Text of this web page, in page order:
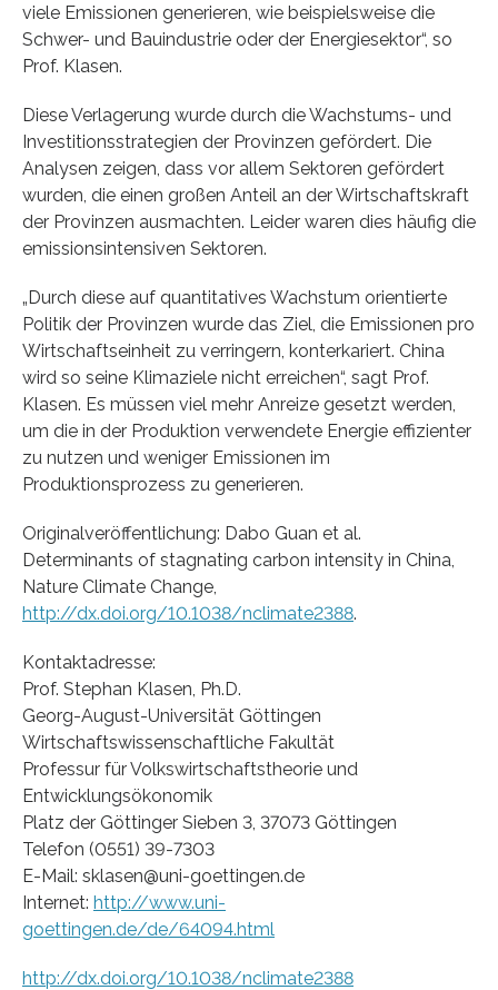
viele Emissionen generieren, wie beispielsweise die
Schwer- und Bauindustrie oder der Energiesektor“, so
Prof. Klasen.
Diese Verlagerung wurde durch die Wachstums- und
Investitionsstrategien der Provinzen gefördert. Die
Analysen zeigen, dass vor allem Sektoren gefördert
wurden, die einen großen Anteil an der Wirtschaftskraft
der Provinzen ausmachten. Leider waren dies häufig die
emissionsintensiven Sektoren.
„Durch diese auf quantitatives Wachstum orientierte
Politik der Provinzen wurde das Ziel, die Emissionen pro
Wirtschaftseinheit zu verringern, konterkariert. China
wird so seine Klimaziele nicht erreichen“, sagt Prof.
Klasen. Es müssen viel mehr Anreize gesetzt werden,
um die in der Produktion verwendete Energie effizienter
zu nutzen und weniger Emissionen im
Produktionsprozess zu generieren.
Originalveröffentlichung: Dabo Guan et al.
Determinants of stagnating carbon intensity in China,
Nature Climate Change,
http://dx.doi.org/10.1038/nclimate2388.
Kontaktadresse:
Prof. Stephan Klasen, Ph.D.
Georg-August-Universität Göttingen
Wirtschaftswissenschaftliche Fakultät
Professur für Volkswirtschaftstheorie und
Entwicklungsökonomik
Platz der Göttinger Sieben 3, 37073 Göttingen
Telefon (0551) 39-7303
E-Mail: sklasen@uni-goettingen.de
Internet: http://www.uni-
goettingen.de/de/64094.html
http://dx.doi.org/10.1038/nclimate2388